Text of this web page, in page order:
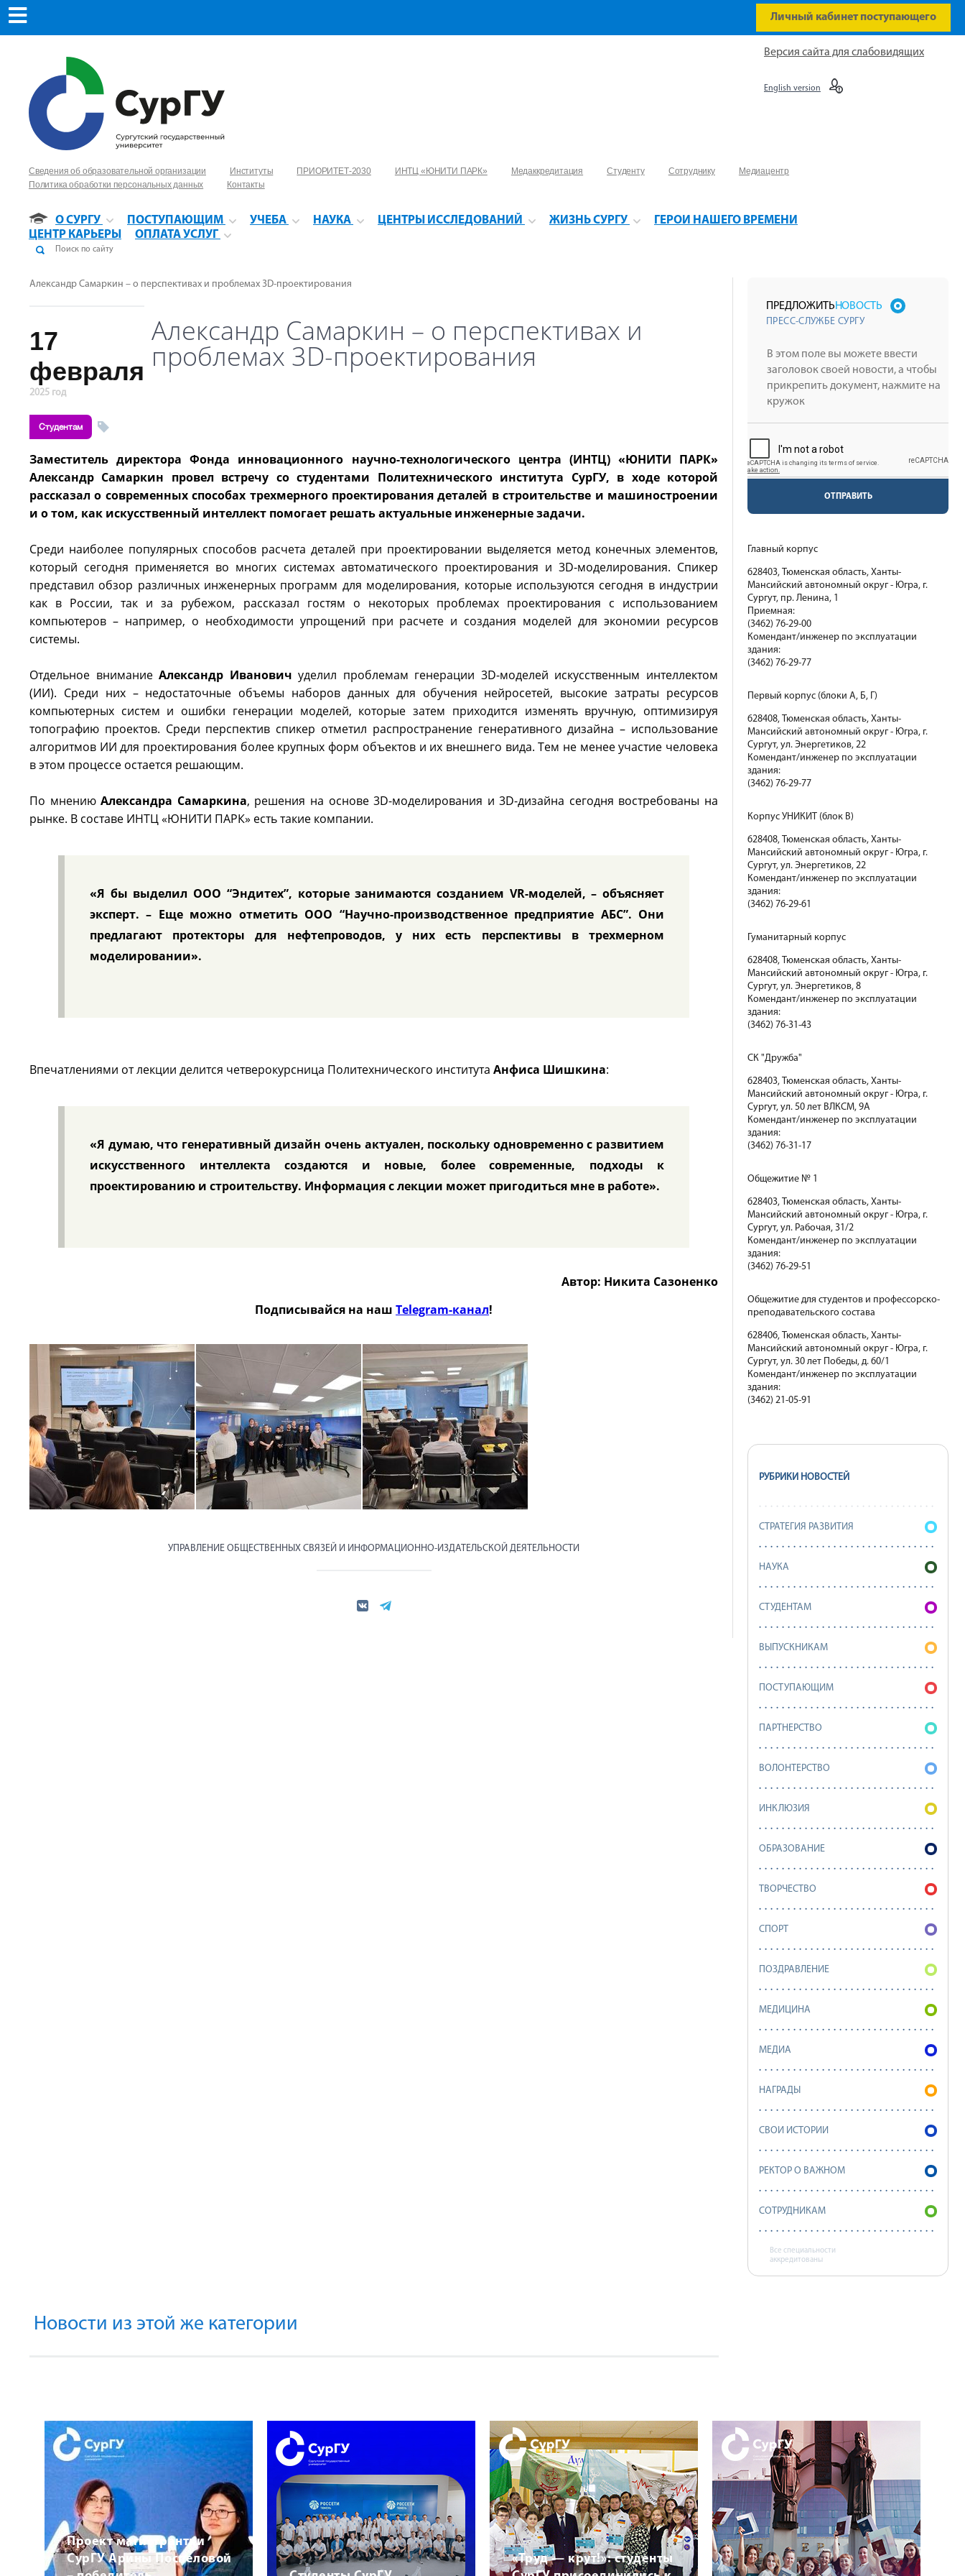
Личный кабинет поступающего
Сведения об образовательной организации Институты ПРИОРИТЕТ-2030 ИНТЦ «ЮНИТИ ПАРК» Медаккредитация Студенту Сотруднику
Медиацентр
Политика обработки персональных данных
Контакты
О СУРГУ ПОСТУПАЮЩИМ УЧЕБА НАУКА ЦЕНТРЫ ИССЛЕДОВАНИЙ ЖИЗНЬ СУРГУ
ГЕРОИ НАШЕГО ВРЕМЕНИ
ЦЕНТР КАРЬЕРЫ
ОПЛАТА УСЛУГ
Версия сайта для слабовидящих
English version
Александр Самаркин – о перспективах и проблемах 3D-проектирования
17
февраля
2025 год
Александр Самаркин – о перспективах и
проблемах 3D-проектирования
Студентам
Заместитель директора Фонда инновационного научно-технологического центра (ИНТЦ) «ЮНИТИ ПАРК»
Александр Самаркин провел встречу со студентами Политехнического института СурГУ, в ходе которой
рассказал о современных способах трехмерного проектирования деталей в строительстве и машиностроении
и о том, как искусственный интеллект помогает решать актуальные инженерные задачи.
Среди наиболее популярных способов расчета деталей при проектировании выделяется метод конечных элементов,
который сегодня применяется во многих системах автоматического проектирования и 3D-моделирования. Спикер
представил обзор различных инженерных программ для моделирования, которые используются сегодня в индустрии
как в России, так и за рубежом, рассказал гостям о некоторых проблемах проектирования с использованием
компьютеров – например, о необходимости упрощений при расчете и создания моделей для экономии ресурсов
системы.
Отдельное вниманиеАлександр Иванович уделил проблемам генерации 3D-моделей искусственным интеллектом
(ИИ). Среди них – недостаточные объемы наборов данных для обучения нейросетей, высокие затраты ресурсов
компьютерных систем и ошибки генерации моделей, которые затем приходится изменять вручную, оптимизируя
топографию проектов. Среди перспектив спикер отметил распространение генеративного дизайна – использование
алгоритмов ИИ для проектирования более крупных форм объектов и их внешнего вида. Тем не менее участие человека
в этом процессе остается решающим.
По мнениюАлександра Самаркина, решения на основе 3D-моделирования и 3D-дизайна сегодня востребованы на
рынке. В составе ИНТЦ «ЮНИТИ ПАРК» есть такие компании.
«Я бы выделил ООО “Эндитех”, которые занимаются созданием VR-моделей, – объясняет
эксперт. – Еще можно отметить ООО “Научно-производственное предприятие АБС”. Они
предлагают протекторы для нефтепроводов, у них есть перспективы в трехмерном
моделировании».
Впечатлениями от лекции делится четверокурсница Политехнического института Анфиса Шишкина:
«Я думаю, что генеративный дизайн очень актуален, поскольку одновременно с развитием
искусственного интеллекта создаются и новые, более современные, подходы к
проектированию и строительству. Информация с лекции может пригодиться мне в работе».
Автор: Никита Сазоненко
Подписывайся на наш Telegram-канал!
УПРАВЛЕНИЕ ОБЩЕСТВЕННЫХ СВЯЗЕЙ И ИНФОРМАЦИОННО-ИЗДАТЕЛЬСКОЙ ДЕЯТЕЛЬНОСТИ
ПРЕДЛОЖИТЬНОВОСТЬ
ПРЕСС-СЛУЖБЕ СУРГУ
ОТПРАВИТЬ
Главный корпус
628403, Тюменская область, Ханты-
Мансийский автономный округ - Югра, г.
Сургут, пр. Ленина, 1
Приемная:
(3462) 76-29-00
Комендант/инженер по эксплуатации
здания:
(3462) 76-29-77
Первый корпус (блоки А, Б, Г)
628408, Тюменская область, Ханты-
Мансийский автономный округ - Югра, г.
Сургут, ул. Энергетиков, 22
Комендант/инженер по эксплуатации
здания:
(3462) 76-29-77
Корпус УНИКИТ (блок В)
628408, Тюменская область, Ханты-
Мансийский автономный округ - Югра, г.
Сургут, ул. Энергетиков, 22
Комендант/инженер по эксплуатации
здания:
(3462) 76-29-61
Гуманитарный корпус
628408, Тюменская область, Ханты-
Мансийский автономный округ - Югра, г.
Сургут, ул. Энергетиков, 8
Комендант/инженер по эксплуатации
здания:
(3462) 76-31-43
СК "Дружба"
628403, Тюменская область, Ханты-
Мансийский автономный округ - Югра, г.
Сургут, ул. 50 лет ВЛКСМ, 9А
Комендант/инженер по эксплуатации
здания:
(3462) 76-31-17
Общежитие № 1
628403, Тюменская область, Ханты-
Мансийский автономный округ - Югра, г.
Сургут, ул. Рабочая, 31/2
Комендант/инженер по эксплуатации
здания:
(3462) 76-29-51
Общежитие для студентов и профессорско-
преподавательского состава
628406, Тюменская область, Ханты-
Мансийский автономный округ - Югра, г.
Сургут, ул. 30 лет Победы, д. 60/1
Комендант/инженер по эксплуатации
здания:
(3462) 21-05-91
РУБРИКИ НОВОСТЕЙ
СТРАТЕГИЯ РАЗВИТИЯ
НАУКА
СТУДЕНТАМ
ВЫПУСКНИКАМ
ПОСТУПАЮЩИМ
ПАРТНЕРСТВО
ВОЛОНТЕРСТВО
ИНКЛЮЗИЯ
ОБРАЗОВАНИЕ
ТВОРЧЕСТВО
СПОРТ
ПОЗДРАВЛЕНИЕ
МЕДИЦИНА
МЕДИА
НАГРАДЫ
СВОИ ИСТОРИИ
РЕКТОР О ВАЖНОМ
СОТРУДНИКАМ
Все специальности
аккредитованы
Новости из этой же категории
Проект магистрантки
СурГУ Арины Поспеловой
«Труд — крут!»: студенты